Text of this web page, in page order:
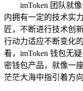
imToken 团队就
内拥有一定的技术实
匠，不断进行技术创
行动力适应不断变化
看，imToken 钱包无
密钱包产品，就像一
茫茫大海中指引着方向